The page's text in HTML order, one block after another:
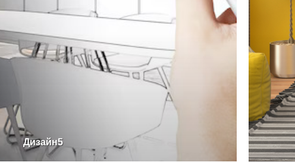
Дизайн5